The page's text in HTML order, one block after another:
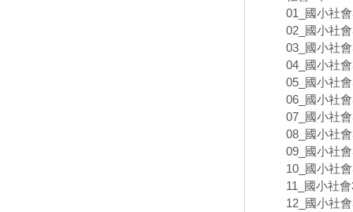
01_國小社
02_國小社
03_國小社
04_國小社
05_國小社
06_國小社
07_國小社
08_國小社
09_國小社
10_國小社
11_國小社
12_國小社